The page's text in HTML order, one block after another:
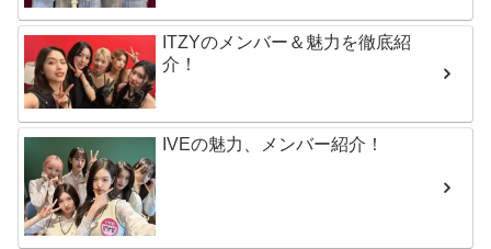
ITZYのメンバー＆魅力を徹底紹
介！
IVEの魅力、メンバー紹介！